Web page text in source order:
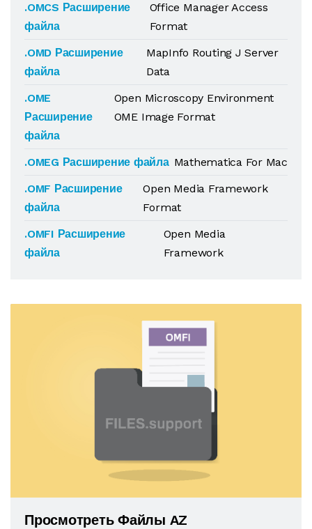
.OMCS Расширение
файла
Office Manager Access
Format
.OMD Расширение
файла
MapInfo Routing J Server
Data
.OME
Расширение
файла
Open Microscopy Environment
OME Image Format
.OMEG Расширение файла Mathematica For Mac
.OMF Расширение
файла
Open Media Framework
Format
.OMFI Расширение
файла
Open Media
Framework
Просмотреть Файлы AZ